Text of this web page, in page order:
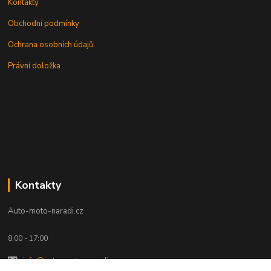
Kontakty
Obchodní podmínky
Ochrana osobních údajů
Právní doložka
Kontakty
Auto-moto-naradi.cz
8:00 - 17:00
info@auto-moto-naradi.cz